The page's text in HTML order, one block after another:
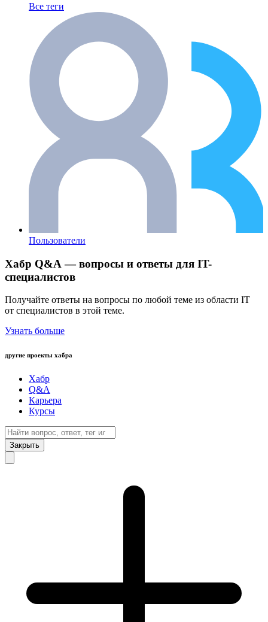
Все теги
Пользователи
Хабр Q&A — вопросы и ответы для IT-
специалистов
Получайте ответы на вопросы по любой теме из области IT
от специалистов в этой теме.
Узнать больше
другие проекты хабра
Хабр
Q&A
Карьера
Курсы
Закрыть